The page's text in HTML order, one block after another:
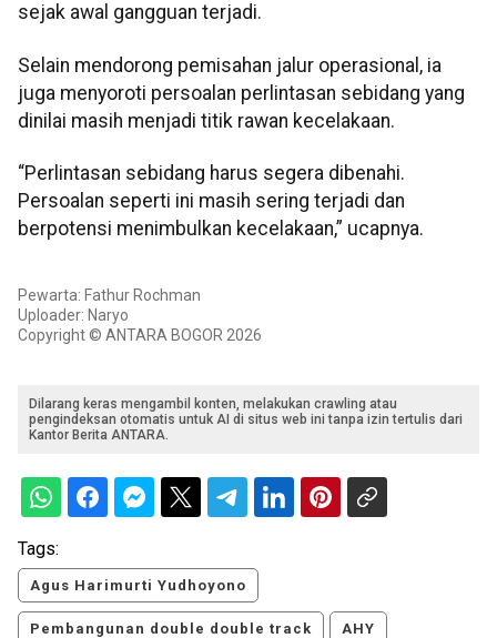
sejak awal gangguan terjadi.
Selain mendorong pemisahan jalur operasional, ia
juga menyoroti persoalan perlintasan sebidang yang
dinilai masih menjadi titik rawan kecelakaan.
“Perlintasan sebidang harus segera dibenahi.
Persoalan seperti ini masih sering terjadi dan
berpotensi menimbulkan kecelakaan,” ucapnya.
Pewarta: Fathur Rochman
Uploader: Naryo
Copyright © ANTARA BOGOR 2026
Dilarang keras mengambil konten, melakukan crawling atau
pengindeksan otomatis untuk AI di situs web ini tanpa izin tertulis dari
Kantor Berita ANTARA.
Tags:
Agus Harimurti Yudhoyono
Pembangunan double double track AHY